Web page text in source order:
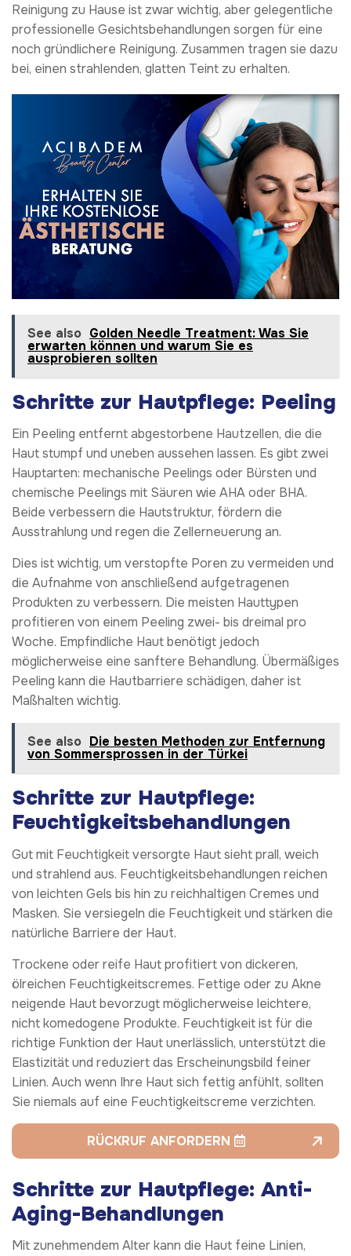
Reinigung zu Hause ist zwar wichtig, aber gelegentliche
professionelle Gesichtsbehandlungen sorgen für eine
noch gründlichere Reinigung. Zusammen tragen sie dazu
bei, einen strahlenden, glatten Teint zu erhalten.
See also Golden Needle Treatment: Was Sie
erwarten können und warum Sie es
ausprobieren sollten
Schritte zur Hautpflege: Peeling
Ein Peeling entfernt abgestorbene Hautzellen, die die
Haut stumpf und uneben aussehen lassen. Es gibt zwei
Hauptarten: mechanische Peelings oder Bürsten und
chemische Peelings mit Säuren wie AHA oder BHA.
Beide verbessern die Hautstruktur, fördern die
Ausstrahlung und regen die Zellerneuerung an.
Dies ist wichtig, um verstopfte Poren zu vermeiden und
die Aufnahme von anschließend aufgetragenen
Produkten zu verbessern. Die meisten Hauttypen
profitieren von einem Peeling zwei- bis dreimal pro
Woche. Empfindliche Haut benötigt jedoch
möglicherweise eine sanftere Behandlung. Übermäßiges
Peeling kann die Hautbarriere schädigen, daher ist
Maßhalten wichtig.
See also Die besten Methoden zur Entfernung
von Sommersprossen in der Türkei
Schritte zur Hautpflege:
Feuchtigkeitsbehandlungen
Gut mit Feuchtigkeit versorgte Haut sieht prall, weich
und strahlend aus. Feuchtigkeitsbehandlungen reichen
von leichten Gels bis hin zu reichhaltigen Cremes und
Masken. Sie versiegeln die Feuchtigkeit und stärken die
natürliche Barriere der Haut.
Trockene oder reife Haut profitiert von dickeren,
ölreichen Feuchtigkeitscremes. Fettige oder zu Akne
neigende Haut bevorzugt möglicherweise leichtere,
nicht komedogene Produkte. Feuchtigkeit ist für die
richtige Funktion der Haut unerlässlich, unterstützt die
Elastizität und reduziert das Erscheinungsbild feiner
Linien. Auch wenn Ihre Haut sich fettig anfühlt, sollten
Sie niemals auf eine Feuchtigkeitscreme verzichten.
RÜCKRUF ANFORDERN
Schritte zur Hautpflege: Anti-
Aging-Behandlungen
Mit zunehmendem Alter kann die Haut feine Linien,